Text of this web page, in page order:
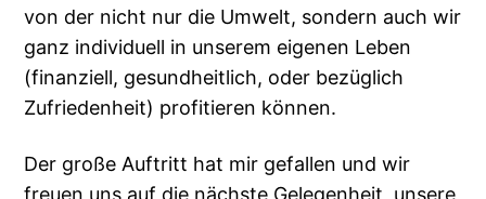
von der nicht nur die Umwelt, sondern auch wir
ganz individuell in unserem eigenen Leben
(finanziell, gesundheitlich, oder bezüglich
Zufriedenheit) profitieren können.
Der große Auftritt hat mir gefallen und wir